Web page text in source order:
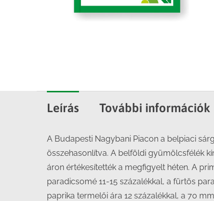
Leírás További információk
A Budapesti Nagybani Piacon a belpiaci
összehasonlítva. A belföldi gyümölcsfélék
áron értékesítették a megfigyelt héten. A
paradicsomé 11-15 százalékkal, a fürtös
paprika termelői ára 12 százalékkal, a 70